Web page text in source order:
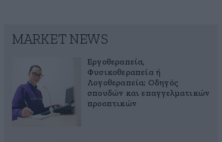
MARKET NEWS
Εργοθεραπεία,
Φυσικοθεραπεία ή
Λογοθεραπεία; Οδηγός
σπουδών και επαγγελματικών
προοπτικών